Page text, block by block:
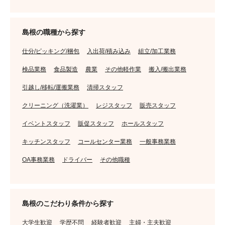
島根の職種から探す
仕分/ピッキング/梱包 入出荷/積み込み 組立/加工業務
検品業務 食品製造 農業 その他軽作業 搬入/搬出業務
引越し/移転/運搬業務 清掃スタッフ
クリーニング（洗濯業） レジスタッフ 販売スタッフ
イベントスタッフ 販促スタッフ ホールスタッフ
キッチンスタッフ コールセンター業務 一般事務業務
OA事務業務 ドライバー その他職種
島根のこだわり条件から探す
大学生歓迎 学歴不問 経験者歓迎 主婦・主夫歓迎